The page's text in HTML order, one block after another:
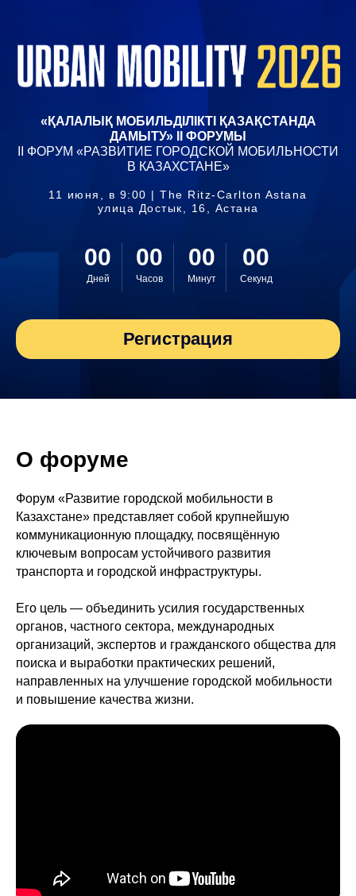
«ҚАЛАЛЫҚ МОБИЛЬДІЛІКТІ ҚАЗАҚСТАНДА
ДАМЫТУ» II ФОРУМЫ
II ФОРУМ «РАЗВИТИЕ ГОРОДСКОЙ МОБИЛЬНОСТИ
В КАЗАХСТАНЕ»
11 июня, в 9:00 | The Ritz-Carlton Astana
улица Достык, 16, Астана
00
Дней
00
Часов
00
Минут
00
Секунд
Регистрация
О форуме
Форум «Развитие городской мобильности в
Казахстане» представляет собой крупнейшую
коммуникационную площадку, посвящённую
ключевым вопросам устойчивого развития
транспорта и городской инфраструктуры.
Его цель — объединить усилия государственных
органов, частного сектора, международных
организаций, экспертов и гражданского общества для
поиска и выработки практических решений,
направленных на улучшение городской мобильности
и повышение качества жизни.